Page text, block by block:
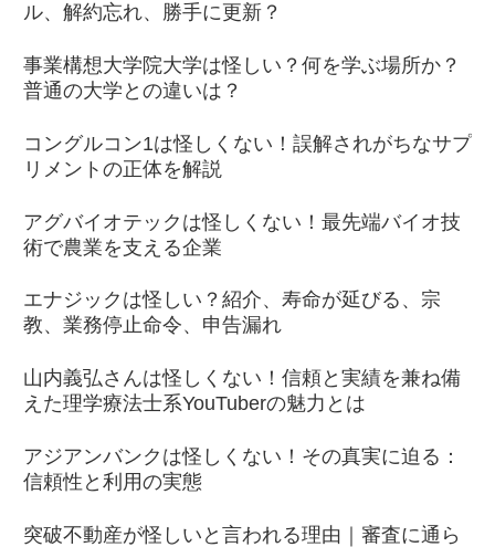
ル、解約忘れ、勝手に更新？
事業構想大学院大学は怪しい？何を学ぶ場所か？
普通の大学との違いは？
コングルコン1は怪しくない！誤解されがちなサプ
リメントの正体を解説
アグバイオテックは怪しくない！最先端バイオ技
術で農業を支える企業
エナジックは怪しい？紹介、寿命が延びる、宗
教、業務停止命令、申告漏れ
山内義弘さんは怪しくない！信頼と実績を兼ね備
えた理学療法士系YouTuberの魅力とは
アジアンバンクは怪しくない！その真実に迫る：
信頼性と利用の実態
突破不動産が怪しいと言われる理由｜審査に通ら